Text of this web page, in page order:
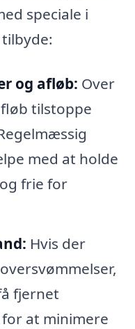
speciale i
og afløb: Over
tilstoppe
med at holde
frie for
Hvis der
fjernet
at minimere